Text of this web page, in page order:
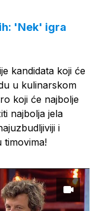
'Nek' igra
kandidata koji će
u kulinarskom
koji će najbolje
najbolja jela
i
timovima!